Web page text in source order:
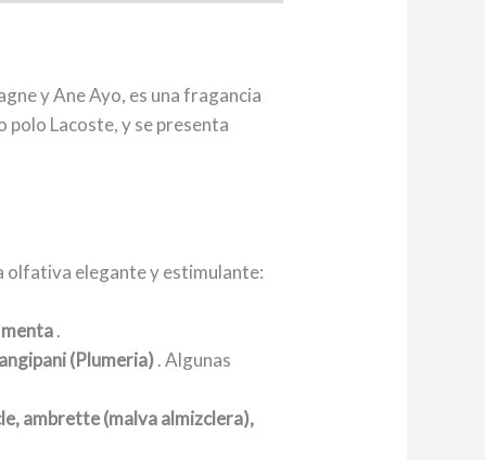
y Ane Ayo, es una fragancia
polo Lacoste, y se presenta
olfativa elegante y estimulante:
menta.
(Plumeria). Algunas
ambrette (malva almizclera),